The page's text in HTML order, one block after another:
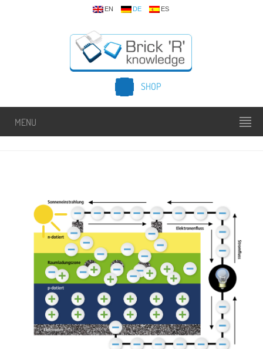
EN DE ES
SHOP
MENU